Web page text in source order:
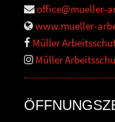
office@mueller-
www.mueller-
Müller
Müller